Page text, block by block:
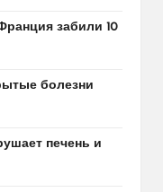
забили 10
болезни
печень и